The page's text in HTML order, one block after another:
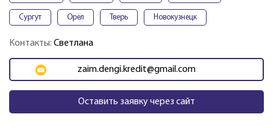
Сургут Орёл Тверь Новокузнецк
Контакты: Светлана
zaim.dengi.kredit@gmail.com
Оставить заявку через сайт